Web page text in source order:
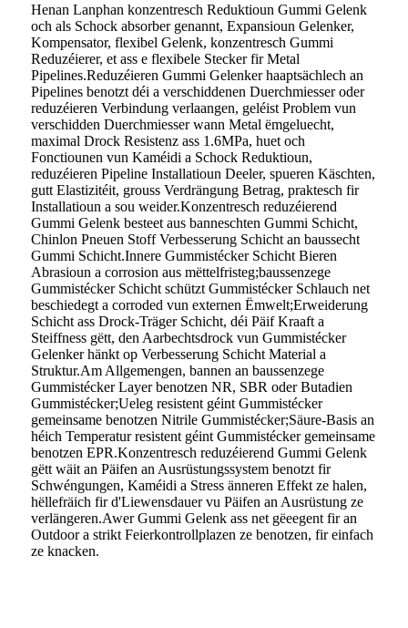
Henan Lanphan konzentresch Reduktioun Gummi Gelenk
och als Schock absorber genannt, Expansioun Gelenker,
Kompensator, flexibel Gelenk, konzentresch Gummi
Reduzéierer, et ass e flexibele Stecker fir Metal
Pipelines.Reduzéieren Gummi Gelenker haaptsächlech an
Pipelines benotzt déi a verschiddenen Duerchmiesser oder
reduzéieren Verbindung verlaangen, geléist Problem vun
verschidden Duerchmiesser wann Metal ëmgeluecht,
maximal Drock Resistenz ass 1.6MPa, huet och
Fonctiounen vun Kaméidi a Schock Reduktioun,
reduzéieren Pipeline Installatioun Deeler, spueren Käschten,
gutt Elastizitéit, grouss Verdrängung Betrag, praktesch fir
Installatioun a sou weider.Konzentresch reduzéierend
Gummi Gelenk besteet aus banneschten Gummi Schicht,
Chinlon Pneuen Stoff Verbesserung Schicht an baussecht
Gummi Schicht.Innere Gummistécker Schicht Bieren
Abrasioun a corrosion aus mëttelfristeg;baussenzege
Gummistécker Schicht schützt Gummistécker Schlauch net
beschiedegt a corroded vun externen Ëmwelt;Erweiderung
Schicht ass Drock-Träger Schicht, déi Päif Kraaft a
Steiffness gëtt, den Aarbechtsdrock vun Gummistécker
Gelenker hänkt op Verbesserung Schicht Material a
Struktur.Am Allgemengen, bannen an baussenzege
Gummistécker Layer benotzen NR, SBR oder Butadien
Gummistécker;Ueleg resistent géint Gummistécker
gemeinsame benotzen Nitrile Gummistécker;Säure-Basis an
héich Temperatur resistent géint Gummistécker gemeinsame
benotzen EPR.Konzentresch reduzéierend Gummi Gelenk
gëtt wäit an Päifen an Ausrüstungssystem benotzt fir
Schwéngungen, Kaméidi a Stress änneren Effekt ze halen,
hëllefräich fir d'Liewensdauer vu Päifen an Ausrüstung ze
verlängeren.Awer Gummi Gelenk ass net gëeegent fir an
Outdoor a strikt Feierkontrollplazen ze benotzen, fir einfach
ze knacken.